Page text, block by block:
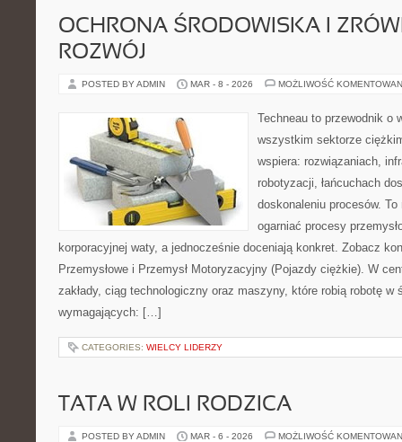
OCHRONA ŚRODOWISKA I
ROZWÓJ
POSTED BY ADMIN MAR - 8 - 2026 MOŻLIWOŚĆ
Techneau to przewodnik o
wszystkim sektorze
wspiera: rozwiązaniach,
robotyzacji, łańcuchach
doskonaleniu procesów.
ogarniać procesy
korporacyjnej waty, a jednocześnie doceniają konkret. Zobacz
Przemysłowe i Przemysł Motoryzacyjny (Pojazdy ciężkie). W
zakłady, ciąg technologiczny oraz maszyny, które robią robotę w
wymagających: […]
CATEGORIES: WIELCY LIDERZY
TATA W ROLI RODZICA
POSTED BY ADMIN MAR - 6 - 2026 MOŻLIWOŚĆ